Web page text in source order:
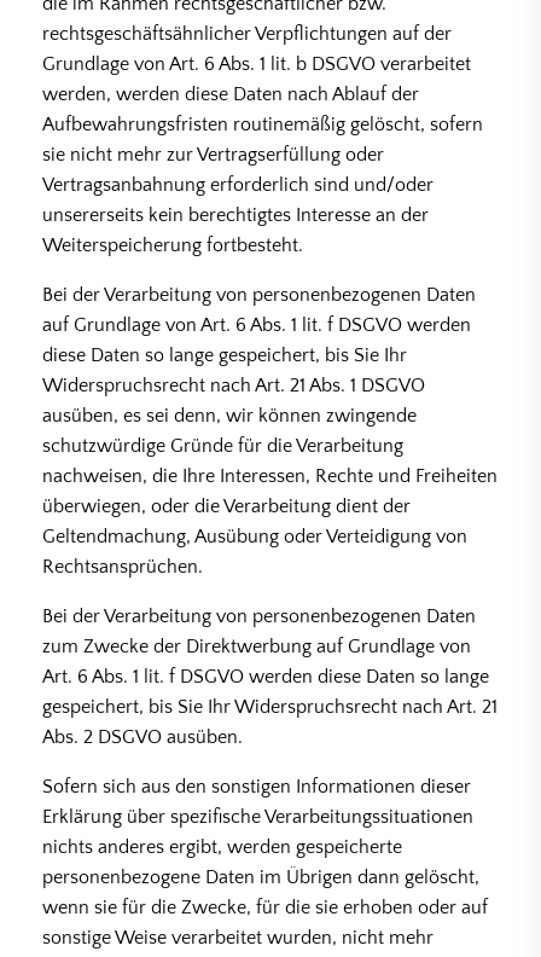
rechtsgeschäftsähnlicher Verpflichtungen auf der
Grundlage von Art. 6 Abs. 1 lit. b DSGVO verarbeitet
werden, werden diese Daten nach Ablauf der
Aufbewahrungsfristen routinemäßig gelöscht, sofern
sie nicht mehr zur Vertragserfüllung oder
Vertragsanbahnung erforderlich sind und/oder
unsererseits kein berechtigtes Interesse an der
Weiterspeicherung fortbesteht.
Bei der Verarbeitung von personenbezogenen Daten
auf Grundlage von Art. 6 Abs. 1 lit. f DSGVO werden
diese Daten so lange gespeichert, bis Sie Ihr
Widerspruchsrecht nach Art. 21 Abs. 1 DSGVO
ausüben, es sei denn, wir können zwingende
schutzwürdige Gründe für die Verarbeitung
nachweisen, die Ihre Interessen, Rechte und Freiheiten
überwiegen, oder die Verarbeitung dient der
Geltendmachung, Ausübung oder Verteidigung von
Rechtsansprüchen.
Bei der Verarbeitung von personenbezogenen Daten
zum Zwecke der Direktwerbung auf Grundlage von
Art. 6 Abs. 1 lit. f DSGVO werden diese Daten so lange
gespeichert, bis Sie Ihr Widerspruchsrecht nach Art. 21
Abs. 2 DSGVO ausüben.
Sofern sich aus den sonstigen Informationen dieser
Erklärung über spezifische Verarbeitungssituationen
nichts anderes ergibt, werden gespeicherte
personenbezogene Daten im Übrigen dann gelöscht,
wenn sie für die Zwecke, für die sie erhoben oder auf
sonstige Weise verarbeitet wurden, nicht mehr